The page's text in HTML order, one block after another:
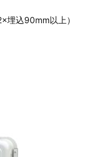
埋込90mm以上）